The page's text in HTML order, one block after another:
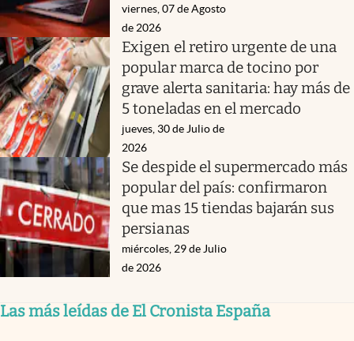
viernes, 07 de Agosto
de 2026
Exigen el retiro urgente de una
popular marca de tocino por
grave alerta sanitaria: hay más de
5 toneladas en el mercado
jueves, 30 de Julio de
2026
Se despide el supermercado más
popular del país: confirmaron
que mas 15 tiendas bajarán sus
persianas
miércoles, 29 de Julio
de 2026
Las más leídas de El Cronista España